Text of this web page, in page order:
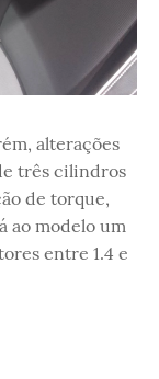
alterações
três cilindros
de torque,
ao modelo um
entre 1.4 e